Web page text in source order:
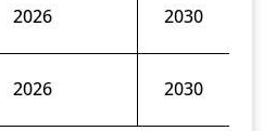
2026 2030
2026 2030